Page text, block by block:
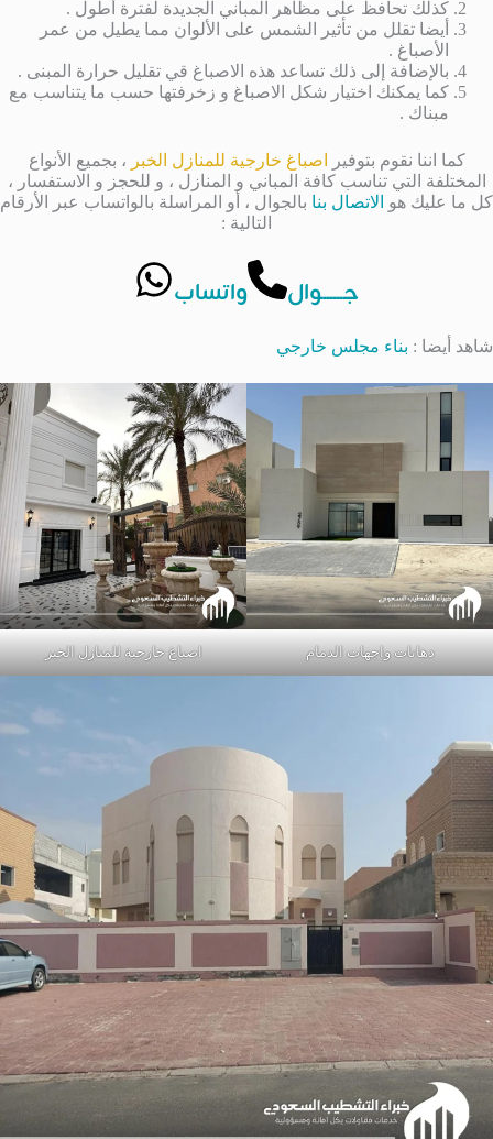
كذلك تحافظ على مظاهر المباني الجديدة لفترة أطول .
أيضا تقلل من تأثير الشمس على الألوان مما يطيل من عمر
الأصباغ .
بالإضافة إلى ذلك تساعد هذه الاصباغ قي تقليل حرارة المبنى .
كما يمكنك اختيار شكل الاصباغ و زخرفتها حسب ما يتناسب مع
مبناك .
كما اننا نقوم بتوفير اصباغ خارجية للمنازل الخبر ، بجميع الأنواع
المختلفة التي تناسب كافة المباني و المنازل ، و للحجز و الاستفسار ،
كل ما عليك هو الاتصال بنا بالجوال ، أو المراسلة بالواتساب عبر الأرقام
التالية :
جــــــوال واتساب
شاهد أيضا : بناء مجلس خارجي
دهانات واجهات الدمام اصباغ خارجية للمنازل الخبر